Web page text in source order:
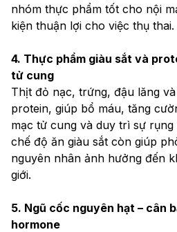
nhóm thực phẩm tốt cho nội
kiện thuận lợi cho việc thụ thai.
4. Thực phẩm giàu sắt và
tử cung
Thịt đỏ nạc, trứng, đậu lăng
protein, giúp bổ máu, tăng
mạc tử cung và duy trì sự
chế độ ăn giàu sắt còn giúp
nguyên nhân ảnh hưởng đến
giới.
5. Ngũ cốc nguyên hạt – cân
hormone